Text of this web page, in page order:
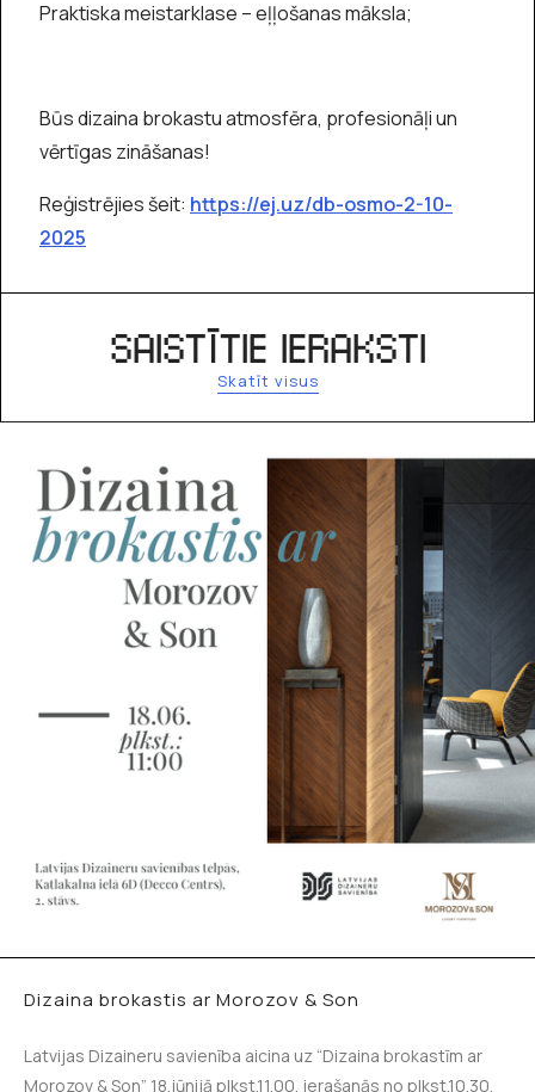
Praktiska meistarklase – eļļošanas māksla;
Būs dizaina brokastu atmosfēra, profesionāļi un
vērtīgas zināšanas!
Reģistrējies šeit: https://ej.uz/db-osmo-2-10-
2025
SAISTĪTIE IERAKSTI
Skatīt visus
Dizaina brokastis ar Morozov & Son
Latvijas Dizaineru savienība aicina uz “Dizaina brokastīm ar
Morozov & Son” 18.jūnijā plkst.11.00, ierašanās no plkst.10.30,